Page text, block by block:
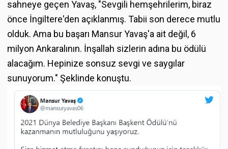
sahneye geçen Yavaş, "Sevgili hemşehrilerim, biraz
önce İngiltere'den açıklanmış. Tabii son derece mutlu
olduk. Ama bu başarı Mansur Yavaş'a ait değil, 6
milyon Ankaralının. İnşallah sizlerin adına bu ödülü
alacağım. Hepinize sonsuz sevgi ve saygılar
sunuyorum." Şeklinde konuştu.